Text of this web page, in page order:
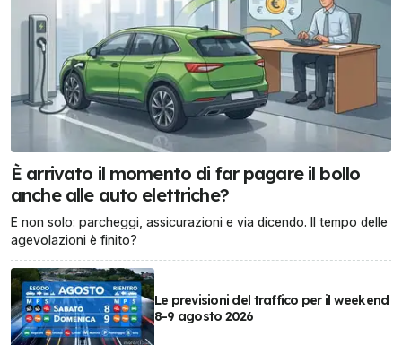
È arrivato il momento di far pagare il bollo
anche alle auto elettriche?
E non solo: parcheggi, assicurazioni e via dicendo. Il tempo delle
agevolazioni è finito?
Le previsioni del traffico per il weekend
8-9 agosto 2026